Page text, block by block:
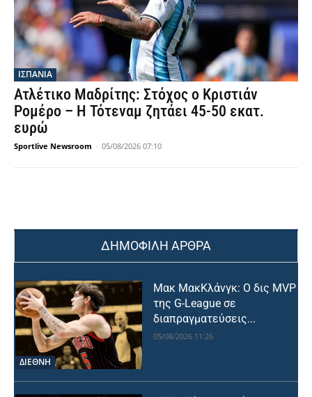
ΙΣΠΑΝΙΑ
Ατλέτικο Μαδρίτης: Στόχος ο Κριστιάν
Ρομέρο – Η Τότεναμ ζητάει 45-50 εκατ.
ευρώ
Sportlive Newsroom - 05/08/2026 07:10
ΔΗΜΟΦΙΛΗ ΑΡΘΡΑ
ΔΙΕΘΝΗ
Μακ ΜακΚλάνγκ: Ο δις MVP
της G-League σε
διαπραγματεύσεις...
05/08/2026 11:26